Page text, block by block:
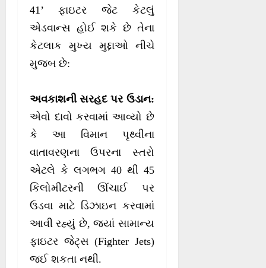
41’ ફાઇટર જેટ કેટલું
એડવાન્સ હોઈ શકે છે તેના
કેટલાક મુખ્ય મુદ્દાઓ નીચે
મુજબ છે:
અવકાશની સરહદ પર ઉડાન:
એવો દાવો કરવામાં આવ્યો છે
કે આ વિમાન પૃથ્વીના
વાતાવરણના ઉપરના સ્તરો
એટલે કે લગભગ 40 થી 45
કિલોમીટરની ઊંચાઈ પર
ઉડવા માટે ડિઝાઇન કરવામાં
આવી રહ્યું છે, જ્યાં સામાન્ય
ફાઇટર જેટ્સ (Fighter Jets)
જઈ શકતા નથી.